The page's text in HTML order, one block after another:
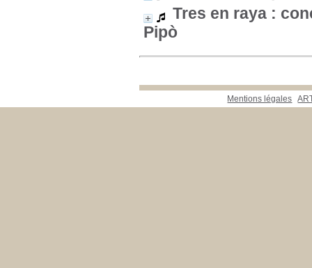
Tres en raya :
Pipò
Mentions légales